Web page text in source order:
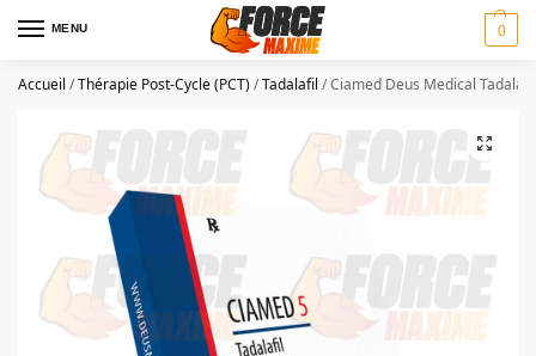
MENU 0
Accueil /Thérapie Post-Cycle (PCT)/Tadalafil /Ciamed Deus Medical